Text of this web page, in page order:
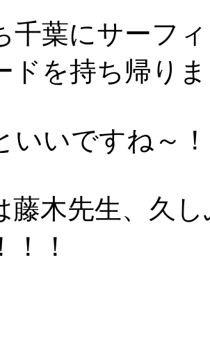
千葉にサーフ
ドを持ち帰り
いいですね～
藤木先生、久
！！